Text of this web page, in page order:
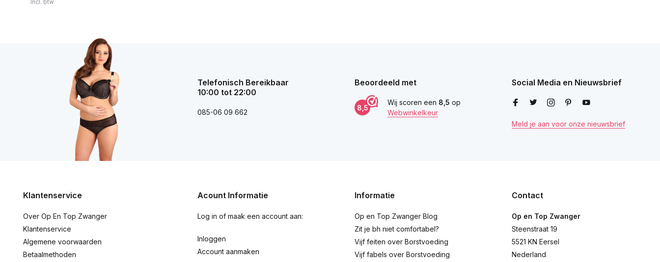
Incl. btw
Telefonisch Bereikbaar
10:00 tot 22:00
085-06 09 662
Beoordeeld met
8,5
Wij scoren een 8,5 op
Webwinkelkeur
Social Media en Nieuwsbrief
Meld je aan voor onze nieuwsbrief
Klantenservice
Over Op En Top Zwanger
Klantenservice
Algemene voorwaarden
Betaalmethoden
Acount Informatie
Log in of maak een account aan:
Inloggen
Account aanmaken
Informatie
Op en Top Zwanger Blog
Zit je bh niet comfortabel?
Vijf feiten over Borstvoeding
Vijf fabels over Borstvoeding
Contact
Op en Top Zwanger
Steenstraat 19
5521 KN Eersel
Nederland